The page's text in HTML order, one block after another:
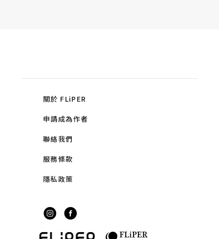
關於 FLiPER
申請成為作者
聯絡我們
服務條款
隱私政策